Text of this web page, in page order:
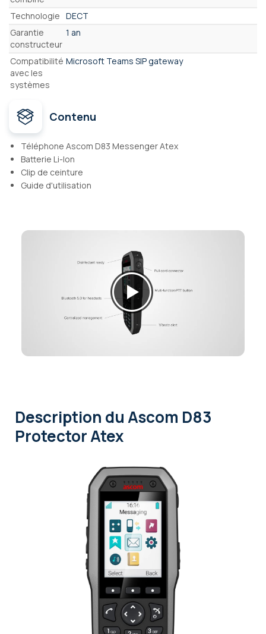
Technologie DECT
Garantie
constructeur
1 an
Compatibilité
avec les
systèmes
Microsoft Teams SIP gateway
Contenu
Téléphone Ascom D83 Messenger Atex
Batterie Li-Ion
Clip de ceinture
Guide d'utilisation
Description du Ascom D83
Protector Atex